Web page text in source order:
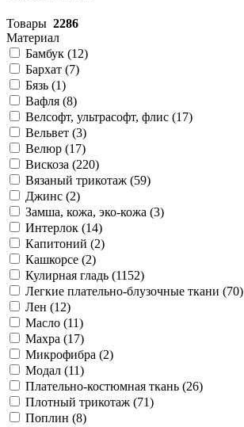
Товары 2286
Материал
Бамбук (12)
Бархат (7)
Бязь (1)
Вафля (8)
Велсофт, ультрасофт, флис (17)
Вельвет (3)
Велюр (17)
Вискоза (220)
Вязаный трикотаж (59)
Джинс (2)
Замша, кожа, эко-кожа (3)
Интерлок (14)
Капитоний (2)
Кашкорсе (2)
Кулирная гладь (1152)
Легкие плательно-блузочные ткани (70)
Лен (12)
Масло (11)
Махра (17)
Микрофибра (2)
Модал (11)
Плательно-костюмная ткань (26)
Плотный трикотаж (71)
Поплин (8)